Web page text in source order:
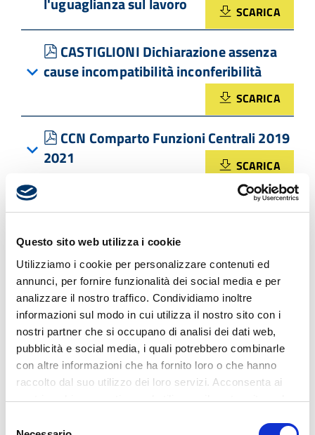
Questo sito web utilizza i cookie
Utilizziamo i cookie per personalizzare contenuti ed
annunci, per fornire funzionalità dei social media e per
analizzare il nostro traffico. Condividiamo inoltre
informazioni sul modo in cui utilizza il nostro sito con i
nostri partner che si occupano di analisi dei dati web,
pubblicità e social media, i quali potrebbero combinarle
con altre informazioni che ha fornito loro o che hanno
raccolto dal suo utilizzo dei loro servizi. Acconsenta ai
nostri cookie se continua ad utilizzare il nostro sito web.
SCARICA
pdf
CASTIGLIONI Dichiarazione assenza
cause incompatibilità inconferibilità
SCARICA
pdf
CCN Comparto Funzioni Centrali 2019
2021
SCARICA
Centro per lo studio Estratto delibere
pdf
CODICE DEONTOLOGIA MEDICA
SCARICA
pdf
Codice Deontologico 2014
SCARICA
pdf
Codice Disciplinare Comparto Enti
Pubblici non economici